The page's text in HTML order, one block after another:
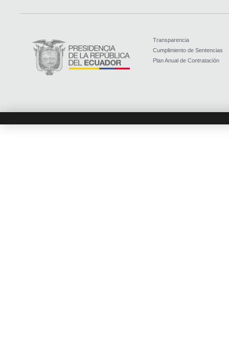
Transparencia
Cumplimiento de Sentencias
Plan Anual de Contratación